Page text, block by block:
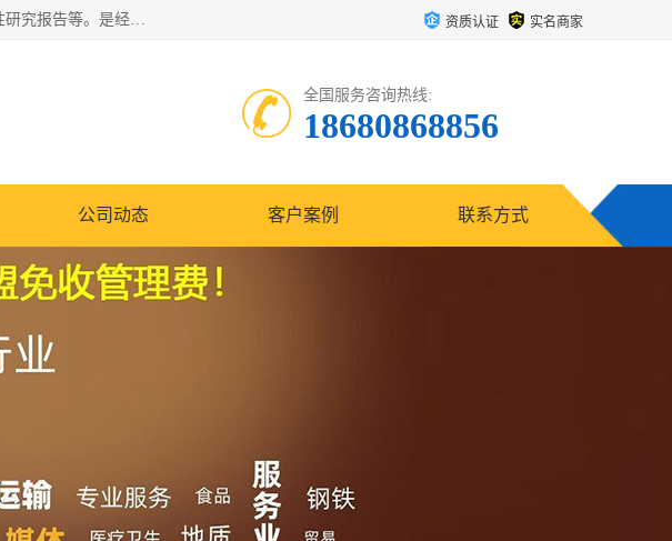
公司主营业务有地质灾害评估报告、节能评估报告、水土保持验收、水资源论证、土地复垦报告、项目可行性研究报告等。是经国家工商总局批准，在法律、法规、决定规定禁止的不得经营；法律、法规、决定规定应当许可（审批）的，经审批机关批准后凭许可（审批）文件经营;法律、法规，市场主体自主选择经营。 资质认证 实名商家
全国服务咨询热线:
18680868856
公司动态 客户案例 联系方式